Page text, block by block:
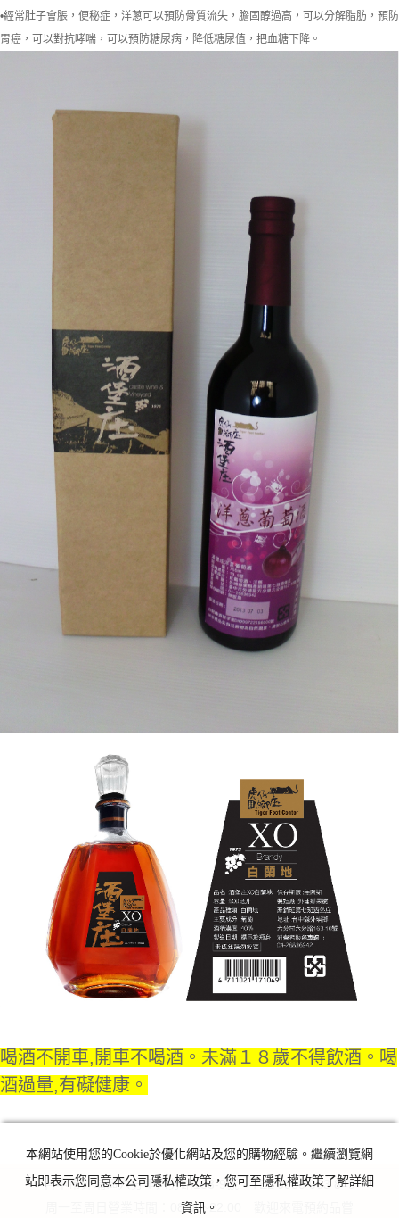
•經常肚子會脹，便秘症，洋蔥可以預防骨質流失，膽固醇過高，可以分解脂肪，預防
胃癌，可以對抗哮喘，可以預防糖尿病，降低糖尿值，把血糖下降。
喝酒不開車,開車不喝酒 。未滿１８歲不得飲酒 。喝
酒過量,有礙健康 。
台中市外埔區六分里六分路163-9號 TEL 0988 063 849
周一至周日營業時間：08:00~22:00 歡迎來電預約品嘗
本網站使用您的Cookie於優化網站及您的購物經驗。繼續瀏覽網
站即表示您同意本公司隱私權政策，您可至隱私權政策了解詳細
資訊。